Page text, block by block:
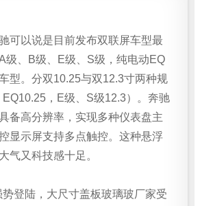
可以说是目前发布双联屏车型最
级、B级、E级、S级，纯电动EQ
型。分双10.25与双12.3寸两种规
，E级、S级12.3）。奔驰
备高分辨率，实现多种仪表盘主
显示屏支持多点触控。这种悬浮
气又科技感十足。